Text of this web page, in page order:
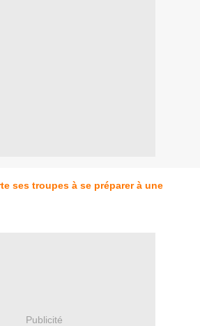
ses troupes à se préparer à une
Publicité